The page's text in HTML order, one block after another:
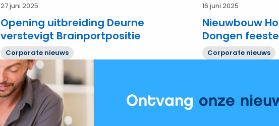
27 juni 2025
Opening uitbreiding Deurne
verstevigt Brainportpositie
Corporate nieuws
16 juni 2025
Nieuwbouw
Dongen
Corporate nieuws
Ontvang onze